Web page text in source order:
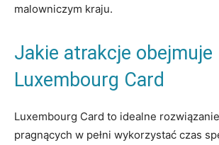
malowniczym ​kraju.
Jakie​ atrakcje ⁤obejmuje
Luxembourg⁣ Card
Luxembourg Card to ⁣idealne⁣
pragnących‍ w pełni wykorzystać czas‍